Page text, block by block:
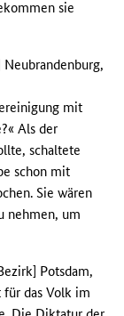
sie
mit
Als der
schaltete
schon mit
Sie wären
nehmen, um
Potsdam,
das Volk im